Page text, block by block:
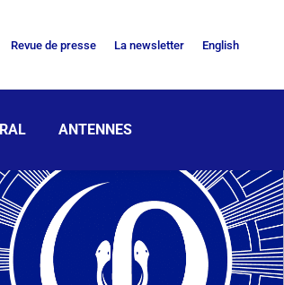
Revue de presse La newsletter English
ANTENNES